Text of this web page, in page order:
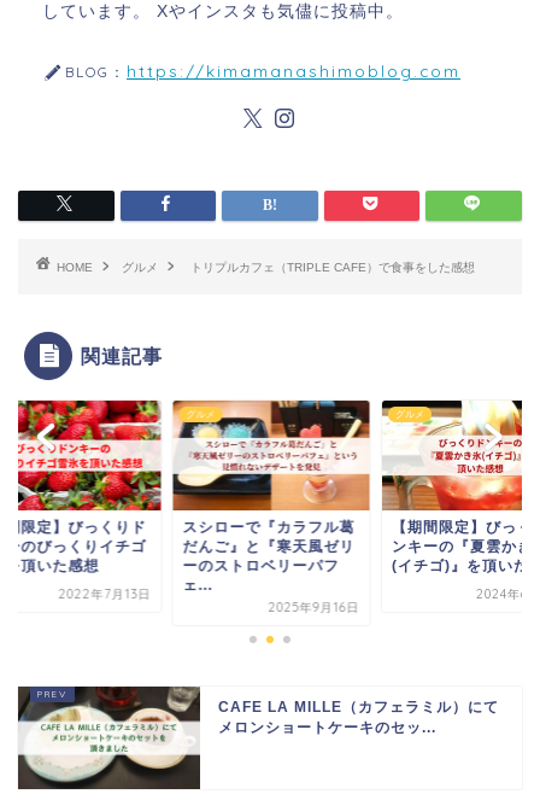
しています。 Xやインスタも気儘に投稿中。
BLOG： https://kimamanashimoblog.com
HOME グルメ トリプルカフェ（TRIPLE CAFE）で食事をした感想
関連記事
間限定】びっくりド
ーのびっくりイチゴ
を頂いた感想
2022年7月13日
グルメ
スシローで『カラフル葛
だんご』と『寒天風ゼリ
ーのストロベリーパフ
ェ...
2025年9月16日
グルメ
【期間限定】びっく
ンキーの『夏雲かき
(イチゴ)』を頂いた
2024年6
CAFE LA MILLE（カフェラミル）にて
メロンショートケーキのセッ...